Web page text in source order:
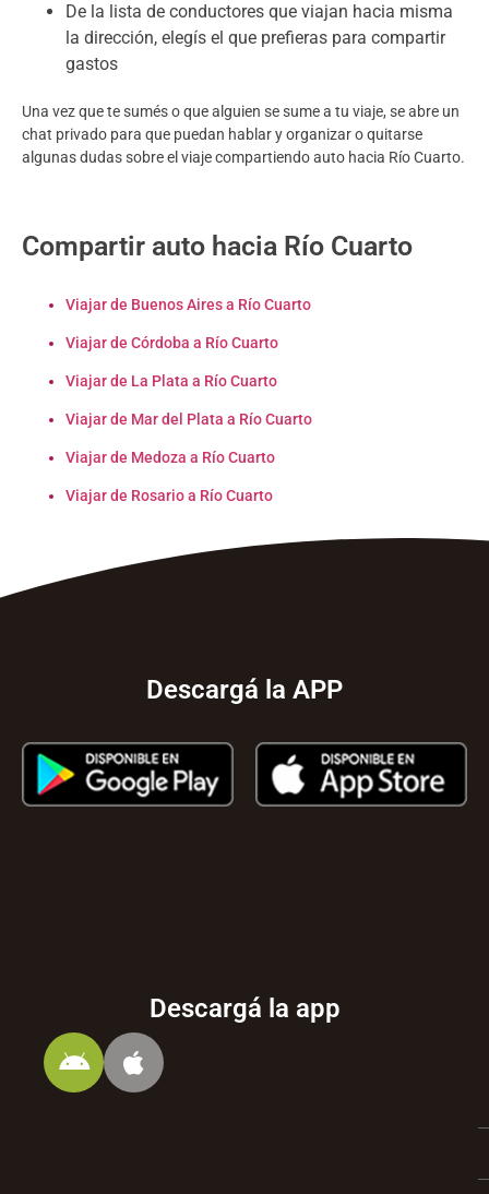
De la lista de conductores que viajan hacia misma
la dirección, elegís el que prefieras para compartir
gastos
Una vez que te sumés o que alguien se sume a tu viaje, se abre un
chat privado para que puedan hablar y organizar o quitarse
algunas dudas sobre el viaje compartiendo auto hacia Río Cuarto.
Compartir auto hacia Río Cuarto
Viajar de Buenos Aires a Río Cuarto
Viajar de Córdoba a Río Cuarto
Viajar de La Plata a Río Cuarto
Viajar de Mar del Plata a Río Cuarto
Viajar de Medoza a Río Cuarto
Viajar de Rosario a Río Cuarto
Descargá la APP
Descargá la app